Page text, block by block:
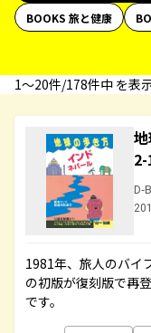
BOOKS 旅と健康
1〜20件/178件中 を表
2-
D-
1981年、旅人のバイ
の初版が復刻版で再
です。